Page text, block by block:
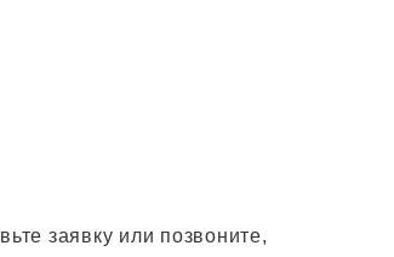
заявку или позвоните,